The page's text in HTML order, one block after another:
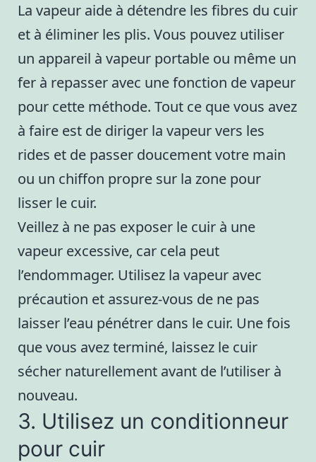
La vapeur aide à détendre les fibres du cuir
et à éliminer les plis. Vous pouvez utiliser
un appareil à vapeur portable ou même un
fer à repasser avec une fonction de vapeur
pour cette méthode. Tout ce que vous avez
à faire est de diriger la vapeur vers les
rides et de passer doucement votre main
ou un chiffon propre sur la zone pour
lisser le cuir.
Veillez à ne pas exposer le cuir à une
vapeur excessive, car cela peut
l’endommager. Utilisez la vapeur avec
précaution et assurez-vous de ne pas
laisser l’eau pénétrer dans le cuir. Une fois
que vous avez terminé, laissez le cuir
sécher naturellement avant de l’utiliser à
nouveau.
3. Utilisez un conditionneur
pour cuir